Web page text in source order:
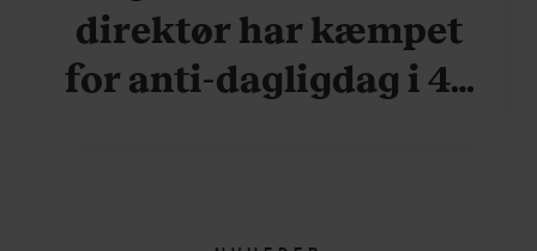
direktør har kæmpet
for anti-dagligdag i 46